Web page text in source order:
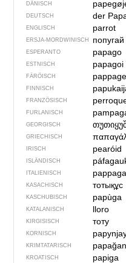
DÄNISCH
DEUTSCH der
ENGLISCH parrot
ERSJA-MORDWINISCH попугай
ESPERANTO papago
ESTNISCH papagoi
FÄRÖISCH
FINNISCH
FRANZÖSISCH
FURLANISCH
GEORGISCH
GRIECHISCH
IRISCH pearóid
ISLÄNDISCH
ITALIENISCH
KASACHISCH тотықұс
KASCHUBISCH papùga
KATALANISCH lloro
KIRGISISCH тоту
KORNISCH
KRIMTATARISCH papağan
KROATISCH papiga